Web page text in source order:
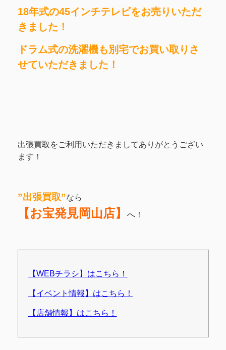
18年式の45インチテレビをお売りいただ
きました！
ドラム式の洗濯機も別宅でお買い取りさ
せていただきました！
出張買取をご利用いただきましてありがとうござい
ます！
”出張買取”なら
【お宝発見岡山店】 へ！
【WEBチラシ】はこちら！
【イベント情報】はこちら！
【店舗情報】はこちら！